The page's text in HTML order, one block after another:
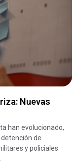
Nuevas
han evolucionado,
de
y policiales